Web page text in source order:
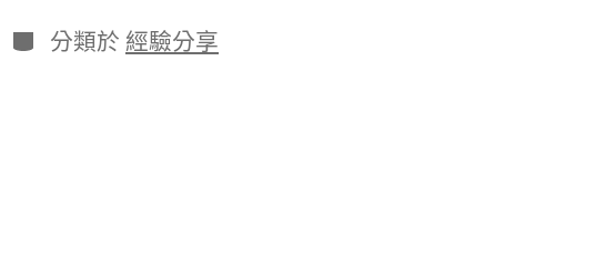
分
類
分類於 經驗分享